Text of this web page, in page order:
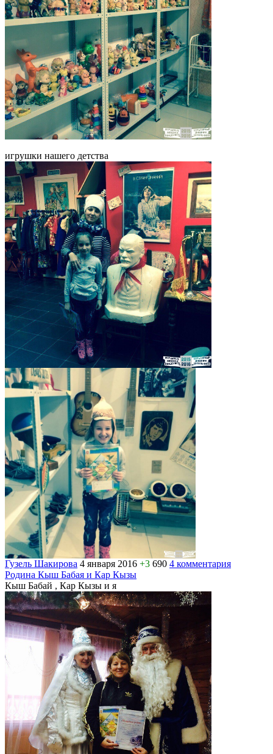
игрушки нашего детства
Гузель Шакирова 4 января 2016 +3 690 4 комментария
Родина Кыш Бабая и Кар Кызы
Кыш Бабай , Кар Кызы и я